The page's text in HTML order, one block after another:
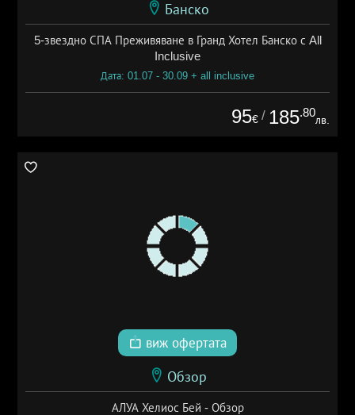
Банско
5-звездно СПА Преживяване в Гранд Хотел Банско с All
Inclusive
Дата: 01.07 - 30.09 + all inclusive
95€ / 185.80
лв.
виж офертата
Обзор
АЛУА Хелиос Бей - Обзор